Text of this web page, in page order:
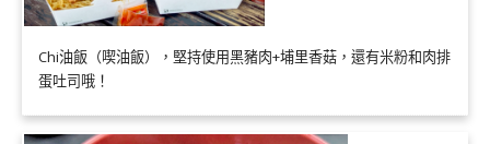
Chi油飯（喫油飯），堅持使用黑豬肉+埔里香菇，還有米粉和肉排
蛋吐司哦！